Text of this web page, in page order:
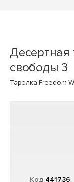
Десертная
свободы 3
Тарелка Freedom
Код 441736